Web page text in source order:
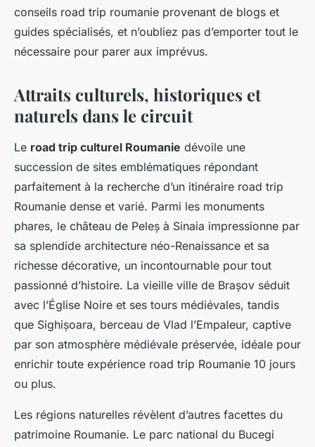
conseils road trip roumanie provenant de blogs et
guides spécialisés, et n’oubliez pas d’emporter tout le
nécessaire pour parer aux imprévus.
Attraits culturels, historiques et
naturels dans le circuit
Le road trip culturel Roumanie dévoile une
succession de sites emblématiques répondant
parfaitement à la recherche d’un itinéraire road trip
Roumanie dense et varié. Parmi les monuments
phares, le château de Peleș à Sinaia impressionne par
sa splendide architecture néo-Renaissance et sa
richesse décorative, un incontournable pour tout
passionné d’histoire. La vieille ville de Brașov séduit
avec l’Église Noire et ses tours médiévales, tandis
que Sighișoara, berceau de Vlad l’Empaleur, captive
par son atmosphère médiévale préservée, idéale pour
enrichir toute expérience road trip Roumanie 10 jours
ou plus.
Les régions naturelles révèlent d’autres facettes du
patrimoine Roumanie. Le parc national du Bucegi